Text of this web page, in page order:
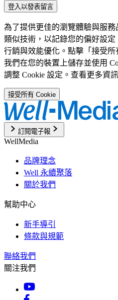
登入以發表留言
為了提供更佳的瀏覽體驗與服務
類似技術，以記錄您的偏好設
行銷與效能優化。點擊「接受所
我們在您的裝置上儲存並使用
調整 Cookie 設定。查看更多資訊
接受所有 Cookie
訂閱電子報
WellMedia
品牌理念
Well 永續聚落
關於我們
幫助中心
新手導引
條款與規範
聯絡我們
關注我們